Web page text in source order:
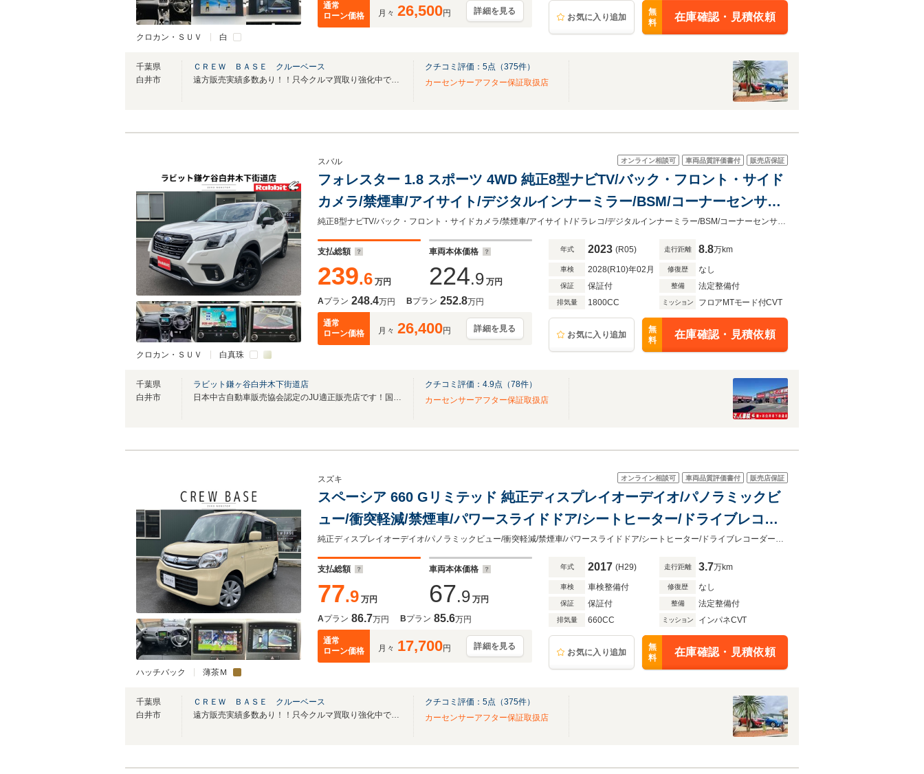
クロカン・ＳＵＶ 白
通常
ローン価格
月々 26,500円 詳細を見る
お気に入り追加
無
料
在庫確認・見積依頼
千葉県
白井市
ＣＲＥＷ ＢＡＳＥ クルーベース
遠方販売実績多数あり！！只今クルマ買取り強化中です！！
クチコミ評価： 5点（375件）
カーセンサーアフター保証取扱店
クロカン・ＳＵＶ 白真珠
オンライン相談可 車両品質評価書付 販売店保証
スバル
フォレスター 1.8 スポーツ 4WD 純正8型ナビTV/バック・フロント・サイド
カメラ/禁煙車/アイサイト/デジタルインナーミラー/BSM/コーナーセンサー/
ステアリングヒーター/シートヒーター/レーダークルーズ/アダプティブLED
ヘッドライト/ドラレコ/ETC
純正8型ナビTV/バック・フロント・サイドカメラ/禁煙車/アイサイト/ドラレコ/デジタルインナーミラー/BSM/コーナーセンサー/ステアリングヒータ/シートヒータ/アダプティブヘッドライト
支払総額
239.6 万円
車両本体価格
224.9 万円
Aプラン 248.4万円 Bプラン 252.8万円
通常
ローン価格
月々 26,400円 詳細を見る
年式 2023 (R05) 走行距離 8.8万km
車検 2028(R10)年02月 修復歴 なし
保証 保証付 整備 法定整備付
排気量 1800CC ミッション フロアMTモード付CVT
お気に入り追加
無
料
在庫確認・見積依頼
千葉県
白井市
ラビット鎌ヶ谷白井木下街道店
日本中古自動車販売協会認定のJU適正販売店です！国交省関東運輸局の指定工場を併設！
クチコミ評価： 4.9点（78件）
カーセンサーアフター保証取扱店
ハッチバック 薄茶Ｍ
オンライン相談可 車両品質評価書付 販売店保証
スズキ
スペーシア 660 Gリミテッド 純正ディスプレイオーデイオ/パノラミックビ
ュー/衝突軽減/禁煙車/パワースライドドア/シートヒーター/ドライブレコー
ダー前後/ETC/スマートキー
純正ディスプレイオーデイオ/パノラミックビュー/衝突軽減/禁煙車/パワースライドドア/シートヒーター/ドライブレコーダー前後/ETC/スマートキー
支払総額
77.9 万円
車両本体価格
67.9 万円
Aプラン 86.7万円 Bプラン 85.6万円
通常
ローン価格
月々 17,700円 詳細を見る
年式 2017 (H29) 走行距離 3.7万km
車検 車検整備付 修復歴 なし
保証 保証付 整備 法定整備付
排気量 660CC ミッション インパネCVT
お気に入り追加
無
料
在庫確認・見積依頼
千葉県
白井市
ＣＲＥＷ ＢＡＳＥ クルーベース
遠方販売実績多数あり！！只今クルマ買取り強化中です！！
クチコミ評価： 5点（375件）
カーセンサーアフター保証取扱店